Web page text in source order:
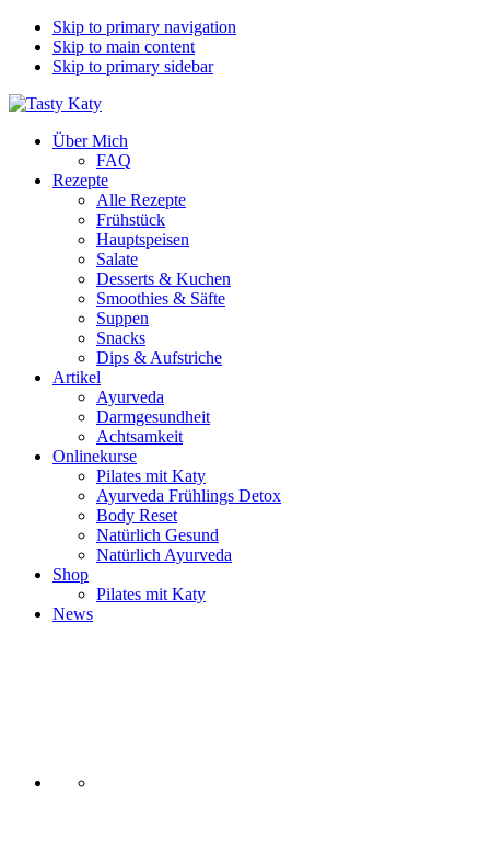
Skip to primary navigation
Skip to main content
Skip to primary sidebar
Über Mich
FAQ
Rezepte
Alle Rezepte
Frühstück
Hauptspeisen
Salate
Desserts & Kuchen
Smoothies & Säfte
Suppen
Snacks
Dips & Aufstriche
Artikel
Ayurveda
Darmgesundheit
Achtsamkeit
Onlinekurse
Pilates mit Katy
Ayurveda Frühlings Detox
Body Reset
Natürlich Gesund
Natürlich Ayurveda
Shop
Pilates mit Katy
News